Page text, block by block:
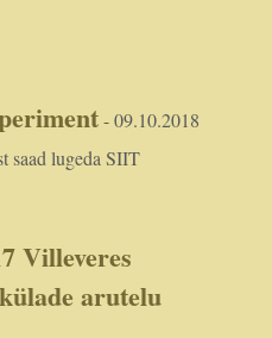
- 09.10.2018
saad lugeda SIIT
Villeveres
arutelu